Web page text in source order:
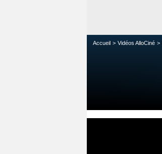
Accueil Vidéos AlloCiné